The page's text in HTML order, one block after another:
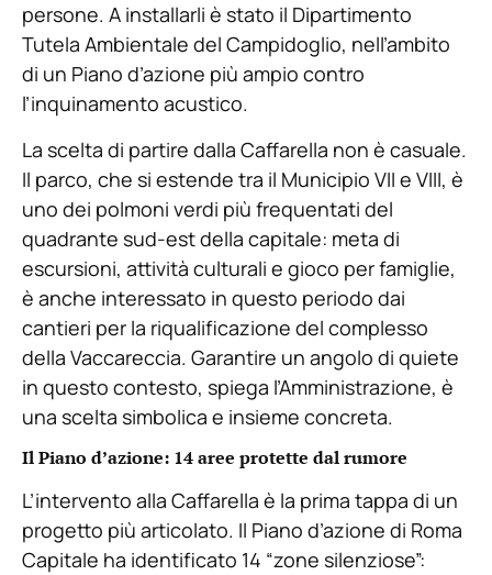
persone. A installarli è stato il Dipartimento
Tutela Ambientale del Campidoglio, nell’ambito
di un Piano d’azione più ampio contro
l’inquinamento acustico.
La scelta di partire dalla Caffarella non è casuale.
Il parco, che si estende tra il Municipio VII e VIII, è
uno dei polmoni verdi più frequentati del
quadrante sud-est della capitale: meta di
escursioni, attività culturali e gioco per famiglie,
è anche interessato in questo periodo dai
cantieri per la riqualificazione del complesso
della Vaccareccia. Garantire un angolo di quiete
in questo contesto, spiega l’Amministrazione, è
una scelta simbolica e insieme concreta.
Il Piano d’azione: 14 aree protette dal rumore
L’intervento alla Caffarella è la prima tappa di un
progetto più articolato. Il Piano d’azione di Roma
Capitale ha identificato 14 “zone silenziose”: